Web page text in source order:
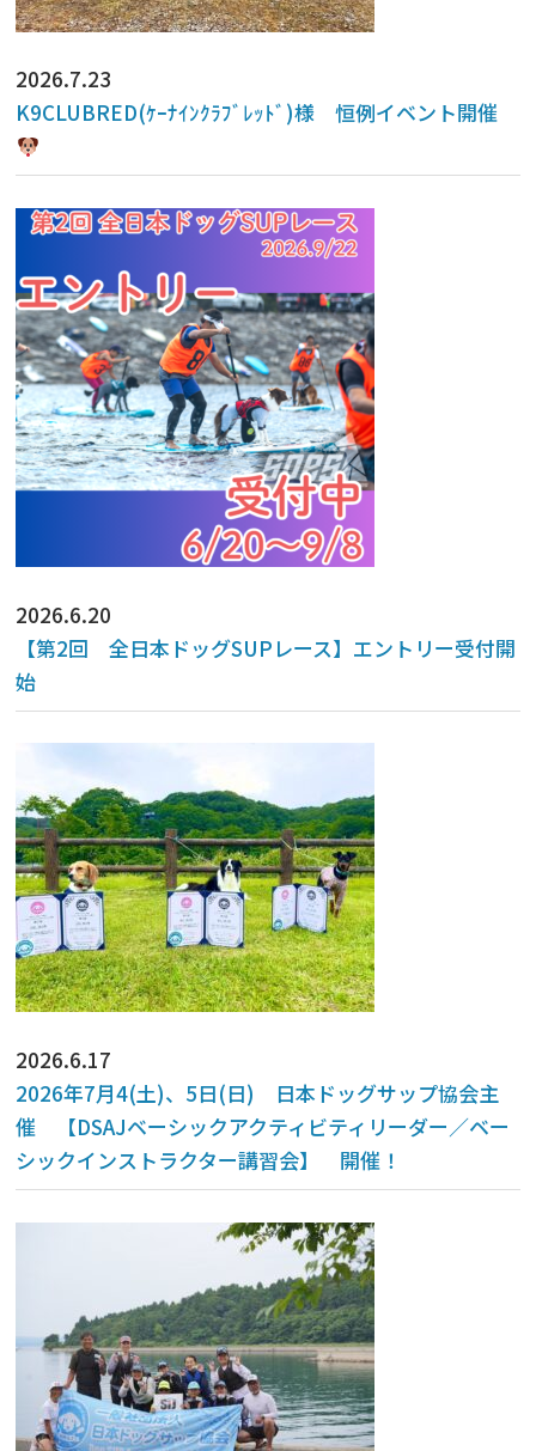
2026.7.23
K9CLUBRED(ｹｰﾅｲﾝｸﾗﾌﾞﾚｯﾄﾞ)様 恒例イベント開催
2026.6.20
【第2回 全日本ドッグSUPレース】エントリー受付開
始
2026.6.17
2026年7月4(土)、5日(日) 日本ドッグサップ協会主
催 【DSAJベーシックアクティビティリーダー／ベー
シックインストラクター講習会】 開催！